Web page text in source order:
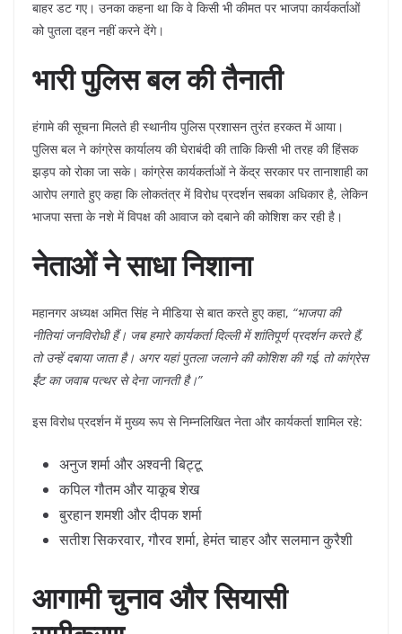
बाहर डट गए। उनका कहना था कि वे किसी भी कीमत पर भाजपा कार्यकर्ताओं
को पुतला दहन नहीं करने देंगे।
भारी पुलिस बल की तैनाती
​हंगामे की सूचना मिलते ही स्थानीय पुलिस प्रशासन तुरंत हरकत में आया।
पुलिस बल ने कांग्रेस कार्यालय की घेराबंदी की ताकि किसी भी तरह की हिंसक
झड़प को रोका जा सके। कांग्रेस कार्यकर्ताओं ने केंद्र सरकार पर तानाशाही का
आरोप लगाते हुए कहा कि लोकतंत्र में विरोध प्रदर्शन सबका अधिकार है, लेकिन
भाजपा सत्ता के नशे में विपक्ष की आवाज को दबाने की कोशिश कर रही है।
नेताओं ने साधा निशाना
​महानगर अध्यक्ष अमित सिंह ने मीडिया से बात करते हुए कहा, “भाजपा की
नीतियां जनविरोधी हैं। जब हमारे कार्यकर्ता दिल्ली में शांतिपूर्ण प्रदर्शन करते हैं,
तो उन्हें दबाया जाता है। अगर यहां पुतला जलाने की कोशिश की गई, तो कांग्रेस
ईंट का जवाब पत्थर से देना जानती है।”
​इस विरोध प्रदर्शन में मुख्य रूप से निम्नलिखित नेता और कार्यकर्ता शामिल रहे:
​अनुज शर्मा और अश्वनी बिट्टू
​कपिल गौतम और याकूब शेख
​बुरहान शमशी और दीपक शर्मा
​सतीश सिकरवार, गौरव शर्मा, हेमंत चाहर और सलमान कुरैशी
आगामी चुनाव और सियासी